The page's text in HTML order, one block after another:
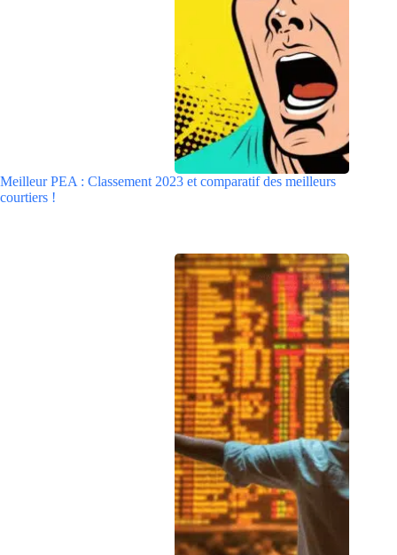
Meilleur PEA : Classement 2023 et comparatif des meilleurs
courtiers !